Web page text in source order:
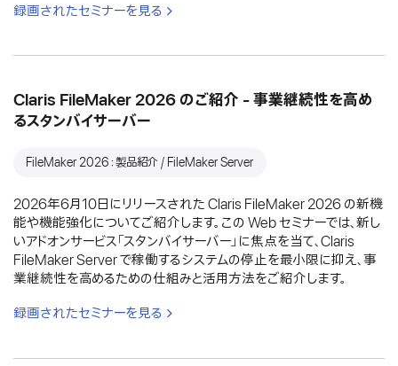
録画されたセミナーを見る
Claris FileMaker 2026 のご紹介 - 事業継続性を高め
るスタンバイサーバー
FileMaker 2026：製品紹介 / FileMaker Server
2026年6月10日にリリースされた Claris FileMaker 2026 の新機
能や機能強化についてご紹介します。この Web セミナーでは、新し
いアドオンサービス「スタンバイサーバー」に焦点を当て、Claris
FileMaker Server で稼働するシステムの停止を最小限に抑え、事
業継続性を高めるための仕組みと活用方法をご紹介します。
録画されたセミナーを見る